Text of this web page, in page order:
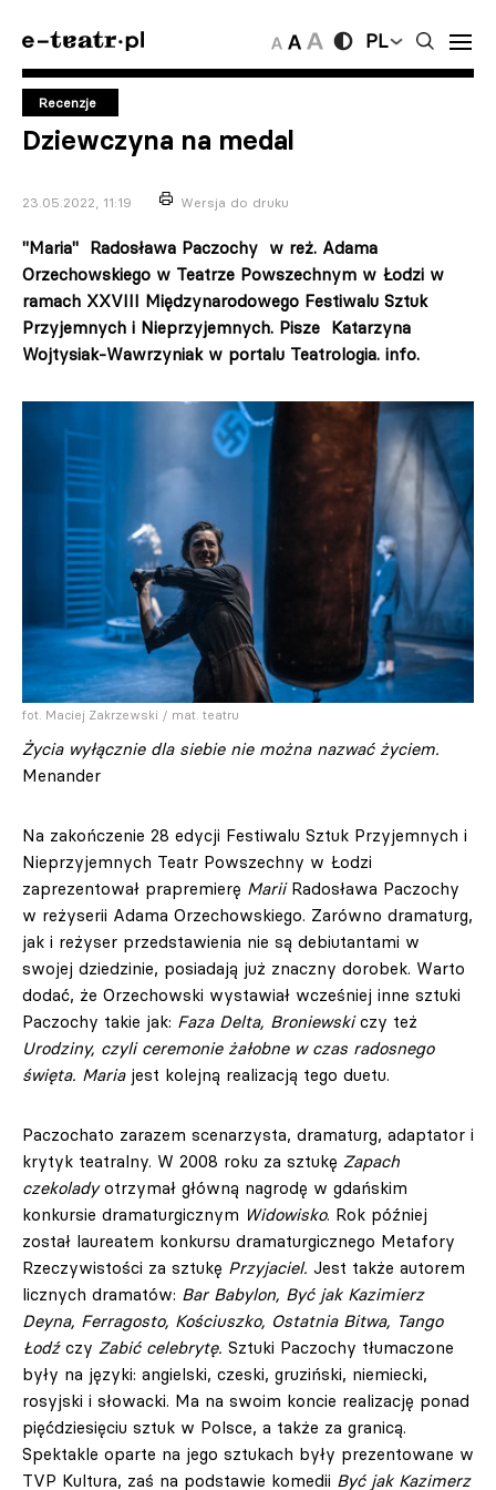
PL
Recenzje
Dziewczyna na medal
23.05.2022, 11:19 Wersja do druku
"Maria" Radosława Paczochy w reż. Adama
Orzechowskiego w Teatrze Powszechnym w Łodzi w
ramach XXVIII Międzynarodowego Festiwalu Sztuk
Przyjemnych i Nieprzyjemnych. Pisze Katarzyna
Wojtysiak-Wawrzyniak w portalu Teatrologia. info.
fot. Maciej Zakrzewski / mat. teatru
Życia wyłącznie dla siebie nie można nazwać życiem.
Menander
Na zakończenie 28 edycji Festiwalu Sztuk Przyjemnych i
Nieprzyjemnych Teatr Powszechny w Łodzi
zaprezentował prapremierę Marii Radosława Paczochy
w reżyserii Adama Orzechowskiego. Zarówno dramaturg,
jak i reżyser przedstawienia nie są debiutantami w
swojej dziedzinie, posiadają już znaczny dorobek. Warto
dodać, że Orzechowski wystawiał wcześniej inne sztuki
Paczochy takie jak: Faza Delta, Broniewskiczy też
Urodziny, czyli ceremonie żałobne w czas radosnego
święta. Maria jest kolejną realizacją tego duetu.
Paczochato zarazem scenarzysta, dramaturg, adaptator i
krytyk teatralny. W 2008 roku za sztukę Zapach
czekoladyotrzymał główną nagrodę w gdańskim
konkursie dramaturgicznym Widowisko. Rok później
został laureatem konkursu dramaturgicznego Metafory
Rzeczywistości za sztukę Przyjaciel. Jest także autorem
licznych dramatów: Bar Babylon, Być jak Kazimierz
Deyna, Ferragosto, Kościuszko, Ostatnia Bitwa, Tango
Łodź czy Zabić celebrytę. Sztuki Paczochy tłumaczone
były na języki: angielski, czeski, gruziński, niemiecki,
rosyjski i słowacki. Ma na swoim koncie realizację ponad
pięćdziesięciu sztuk w Polsce, a także za granicą.
Spektakle oparte na jego sztukach były prezentowane w
TVP Kultura, zaś na podstawie komedii Być jak Kazimerz